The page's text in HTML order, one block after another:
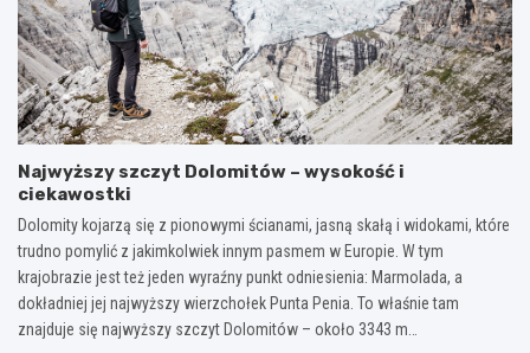
Najwyższy szczyt Dolomitów – wysokość i
ciekawostki
Dolomity kojarzą się z pionowymi ścianami, jasną skałą i widokami, które
trudno pomylić z jakimkolwiek innym pasmem w Europie. W tym
krajobrazie jest też jeden wyraźny punkt odniesienia: Marmolada, a
dokładniej jej najwyższy wierzchołek Punta Penia. To właśnie tam
znajduje się najwyższy szczyt Dolomitów – około 3343 m…